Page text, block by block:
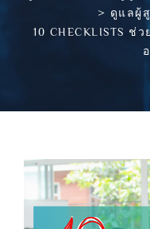
> ดูแลผู้
10 CHECKLISTS